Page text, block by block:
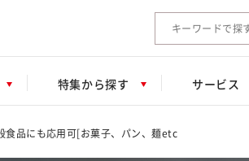
検索キーワード
特集から探す サービス
食品にも応用可[お菓子、パン、麺etc